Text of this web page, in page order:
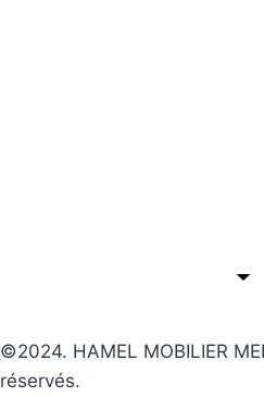
©2024. HAMEL MOBILIER
réservés.